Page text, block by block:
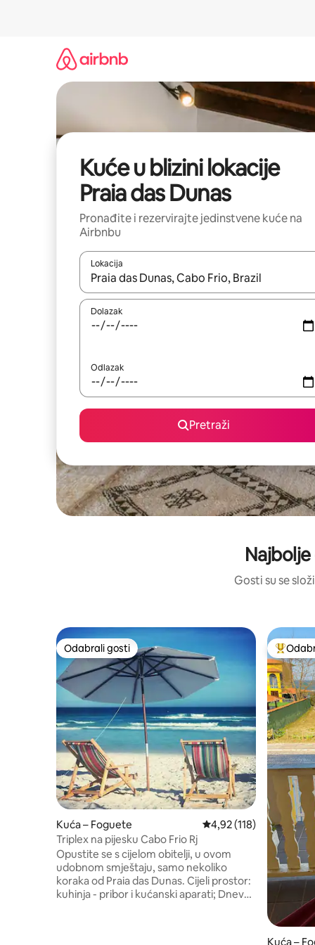
Kuće u blizini lokacije
Praia das Dunas
Pronađite i rezervirajte jedinstvene kuće na
Airbnbu
Lokacija
Kada budu dostupni rezultati, moći ćete ih
Dolazak
Odlazak
Pretraži
Gosti su se
Odabrali gosti
Odabrali gosti
Kuća – Foguete Prosječna ocjena:
4,92 (118)
Triplex na pijesku Cabo Frio Rj
Opustite se s cijelom obitelji, u ovom
udobnom smještaju, samo nekoliko
koraka od Praia das Dunas. Cijeli prostor:
kuhinja - pribor i kućanski aparati; Dnevni
Među
Kuća –